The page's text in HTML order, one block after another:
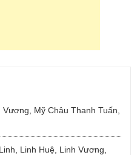
Mỹ Châu Thanh Tuấn,
Linh Huệ, Linh Vương,